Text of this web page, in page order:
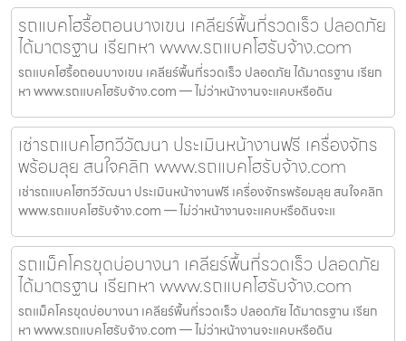
รถแบคโฮรื้อถอนบางเขน เคลียร์พื้นที่รวดเร็ว ปลอดภัย
ได้มาตรฐาน เรียกหา www.รถแบคโฮรับจ้าง.com
รถแบคโฮรื้อถอนบางเขน เคลียร์พื้นที่รวดเร็ว ปลอดภัย ได้มาตรฐาน เรียก
หา www.รถแบคโฮรับจ้าง.com — ไม่ว่าหน้างานจะแคบหรือดิน
เช่ารถแบคโฮทวีวัฒนา ประเมินหน้างานฟรี เครื่องจักร
พร้อมลุย สนใจคลิก www.รถแบคโฮรับจ้าง.com
เช่ารถแบคโฮทวีวัฒนา ประเมินหน้างานฟรี เครื่องจักรพร้อมลุย สนใจคลิก
www.รถแบคโฮรับจ้าง.com — ไม่ว่าหน้างานจะแคบหรือดินจะแ
รถแม็คโครขุดบ่อบางนา เคลียร์พื้นที่รวดเร็ว ปลอดภัย
ได้มาตรฐาน เรียกหา www.รถแบคโฮรับจ้าง.com
รถแม็คโครขุดบ่อบางนา เคลียร์พื้นที่รวดเร็ว ปลอดภัย ได้มาตรฐาน เรียก
หา www.รถแบคโฮรับจ้าง.com — ไม่ว่าหน้างานจะแคบหรือดิน